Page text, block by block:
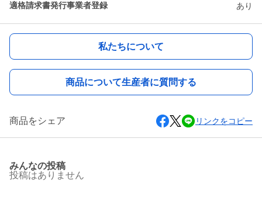
適格請求書発行事業者登録 あり
私たちについて
商品について生産者に質問する
商品をシェア リンクをコピー
みんなの投稿
投稿はありません